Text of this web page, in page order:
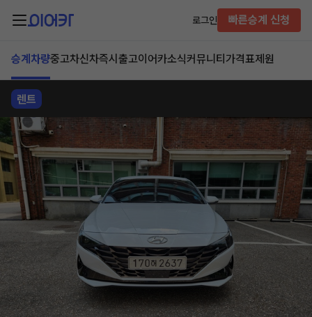
로그인 빠른승계 신청
승계차량중고차신차즉시출고이어카소식커뮤니티 가격표제원
렌트